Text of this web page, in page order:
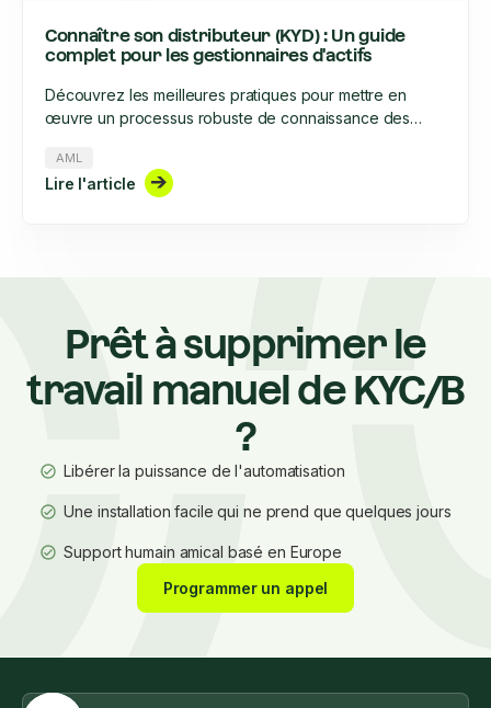
Connaître son distributeur (KYD) : Un guide
complet pour les gestionnaires d'actifs
Découvrez les meilleures pratiques pour mettre en
œuvre un processus robuste de connaissance des
AML
Lire l'article
Prêt à supprimer le
travail manuel de KYC/B
?
Libérer la puissance de l'automatisation
Une installation facile qui ne prend que quelques jours
Support humain amical basé en Europe
Programmer un appel